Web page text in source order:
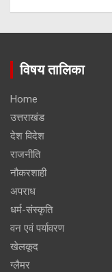
विषय तालिका
Home
उत्तराखंड
देश विदेश
राजनीति
नौकरशाही
अपराध
धर्म-संस्कृति
वन एवं पर्यावरण
खेलकूद
ग्लैमर